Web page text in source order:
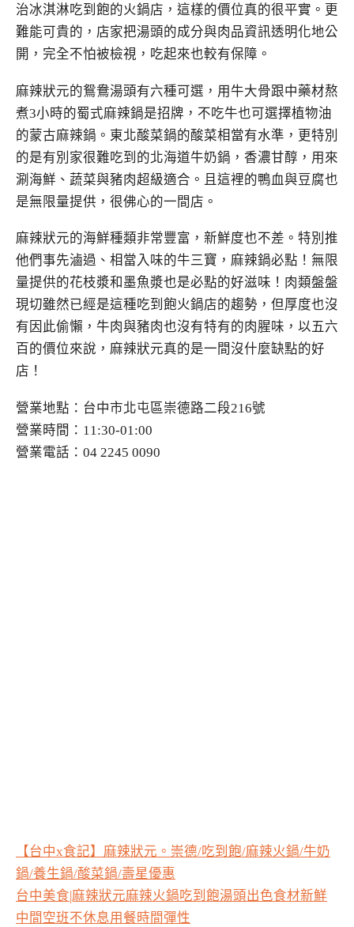
治冰淇淋吃到飽的火鍋店，這樣的價位真的很平實。更
難能可貴的，店家把湯頭的成分與肉品資訊透明化地公
開，完全不怕被檢視，吃起來也較有保障。
麻辣狀元的鴛鴦湯頭有六種可選，用牛大骨跟中藥材熬
煮3小時的蜀式麻辣鍋是招牌，不吃牛也可選擇植物油
的蒙古麻辣鍋。東北酸菜鍋的酸菜相當有水準，更特別
的是有別家很難吃到的北海道牛奶鍋，香濃甘醇，用來
涮海鮮、蔬菜與豬肉超級適合。且這裡的鴨血與豆腐也
是無限量提供，很佛心的一間店。
麻辣狀元的海鮮種類非常豐富，新鮮度也不差。特別推
他們事先滷過、相當入味的牛三寶，麻辣鍋必點！無限
量提供的花枝漿和墨魚漿也是必點的好滋味！肉類盤盤
現切雖然已經是這種吃到飽火鍋店的趨勢，但厚度也沒
有因此偷懶，牛肉與豬肉也沒有特有的肉腥味，以五六
百的價位來說，麻辣狀元真的是一間沒什麼缺點的好
店！
營業地點：台中市北屯區崇德路二段216號
營業時間：11:30-01:00
營業電話：04 2245 0090
【台中x食記】麻辣狀元。崇德/吃到飽/麻辣火鍋/牛奶
鍋/養生鍋/酸菜鍋/壽星優惠
台中美食|麻辣狀元麻辣火鍋吃到飽湯頭出色食材新鮮
中間空班不休息用餐時間彈性